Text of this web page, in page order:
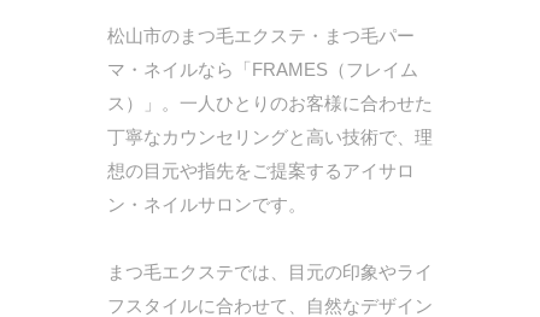
松山市のまつ毛エクステ・まつ毛パー
マ・ネイルなら「FRAMES（フレイム
ス）」。一人ひとりのお客様に合わせた
丁寧なカウンセリングと高い技術で、理
想の目元や指先をご提案するアイサロ
ン・ネイルサロンです。
まつ毛エクステでは、目元の印象やライ
フスタイルに合わせて、自然なデザイン